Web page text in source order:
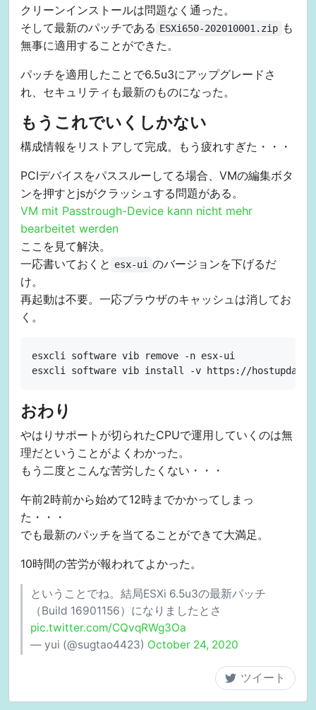
クリーンインストールは問題なく通った。
そして最新のパッチである ESXi650-202010001.zip も
無事に適用することができた。
パッチを適用したことで6.5u3にアップグレードさ
れ、セキュリティも最新のものになった。
もうこれでいくしかない
構成情報をリストアして完成。もう疲れすぎた・・・
PCIデバイスをパススルーしてる場合、VMの編集ボタ
ンを押すとjsがクラッシュする問題がある。
VM mit Passtrough-Device kann nicht mehr
bearbeitet werden
ここを見て解決。
一応書いておくと esx-ui のバージョンを下げるだ
け。
再起動は不要。一応ブラウザのキャッシュは消してお
く。
esxcli software vib remove -n esx-ui
おわり
やはりサポートが切られたCPUで運用していくのは無
理だということがよくわかった。
もう二度とこんな苦労したくない・・・
午前2時前から始めて12時までかかってしまっ
た・・・
でも最新のパッチを当てることができて大満足。
10時間の苦労が報われてよかった。
ということでね。結局ESXi 6.5u3の最新パッチ
（Build 16901156）になりましたとさ
pic.twitter.com/CQvqRWg3Oa
— yui (@sugtao4423) October 24, 2020